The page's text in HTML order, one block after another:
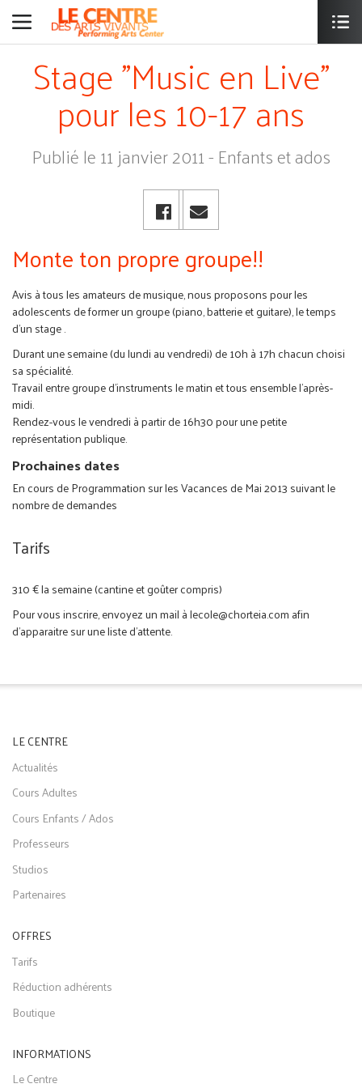
Stage "Music en Live"
pour les 10-17 ans
Publié le 11 janvier 2011 - Enfants et ados
Monte ton propre groupe!!
Avis à tous les amateurs de musique, nous proposons pour les
adolescents de former un groupe (piano, batterie et guitare), le temps
d'un stage .
Durant une semaine (du lundi au vendredi) de 10h à 17h chacun choisi
sa spécialité.
Travail entre groupe d'instruments le matin et tous ensemble l'après-
midi.
Rendez-vous le vendredi à partir de 16h30 pour une petite
représentation publique.
Prochaines dates
En cours de Programmation sur les Vacances de Mai 2013 suivant le
nombre de demandes
Tarifs
310 € la semaine (cantine et goûter compris)
Pour vous inscrire, envoyez un mail à lecole@chorteia.com afin
d'apparaitre sur une liste d'attente.
LE CENTRE
Actualités
Cours Adultes
Cours Enfants / Ados
Professeurs
Studios
Partenaires
OFFRES
Tarifs
Réduction adhérents
Boutique
INFORMATIONS
Le Centre